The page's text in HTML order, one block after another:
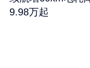
9.98万起